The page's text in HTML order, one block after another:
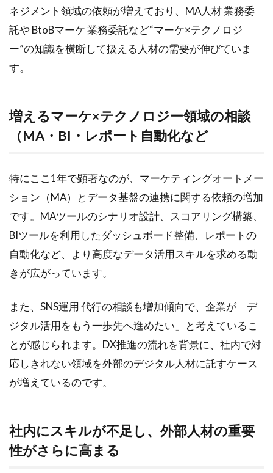
はじ
めて
いる
理由
ロジー
領域の
ポート
自動化
1.3
にス
キル
し、
外部
の重
要性
らに
1.4
市場
ネジメント領域の依頼が増えており、MA人材業務委
託やBtoBマーケ 業務委託など“マーケ×テクノロジ
ー”の知識を横断して扱える人材の需要が伸びていま
す。
増えるマーケ×テクノロジー領域の相談
（MA・BI・レポート自動化など
特にここ1年で顕著なのが、マーケティングオートメー
ション（MA）とデータ基盤の連携に関する依頼の増加
です。MAツールのシナリオ設計、スコアリング構築、
BIツールを利用したダッシュボード整備、レポートの
自動化など、より高度なデータ活用スキルを求める動
きが広がっています。
また、SNS運用 代行の相談も増加傾向で、企業が「デ
ジタル活用をもう一歩先へ進めたい」と考えているこ
とが感じられます。DX推進の流れを背景に、社内で対
応しきれない領域を外部のデジタル人材に託すケース
が増えているのです。
社内にスキルが不足し、外部人材の重要
性がさらに高まる